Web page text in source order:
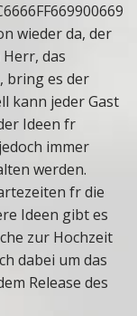
wieder da, der
Herr, das
bring es der
kann jeder Gast
Ideen fr
immer
werden.
fr die
Ideen gibt es
zur Hochzeit
dabei um das
Release des